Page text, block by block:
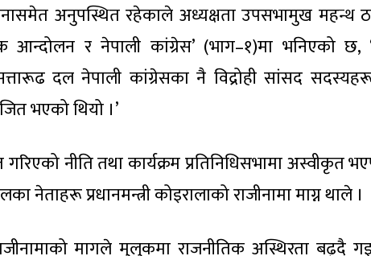
अनुपस्थित रहेकाले अध्यक्षता उपसभामुख महन्थ
आन्दोलन र नेपाली कांग्रेस’ (भाग–१)मा भनिएको छ,
दल नेपाली कांग्रेसका नै विद्रोही सांसद
भएको थियो ।’
नीति तथा कार्यक्रम प्रतिनिधिसभामा अस्वीकृत
नेताहरू प्रधानमन्त्री कोइरालाको राजीनामा माग्न थाले ।
राजीनामाको मागले मुलुकमा राजनीतिक अस्थिरता बढ्दै